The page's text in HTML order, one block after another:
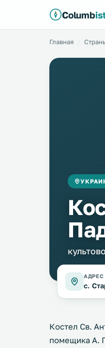
Columb
Главная
АДРЕС
с.
Костел Св.
помещика А.